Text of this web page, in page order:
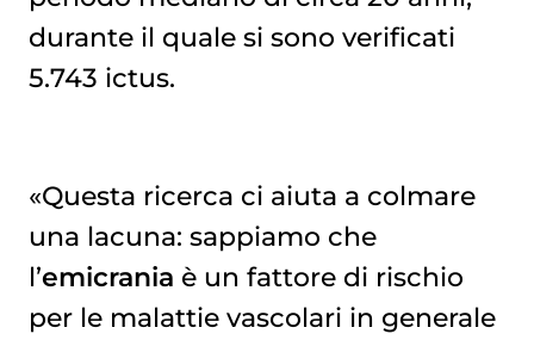
durante il quale si sono verificati
5.743 ictus.
«Questa ricerca ci aiuta a colmare
una lacuna: sappiamo che
l’emicrania è un fattore di rischio
per le malattie vascolari in generale